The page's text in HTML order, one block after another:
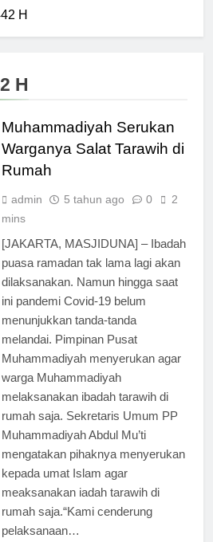
H
H
Muhammadiyah Serukan
Warganya Salat Tarawih di
Rumah
admin 5 tahun ago 0
2
mins
[JAKARTA, MASJIDUNA] – Ibadah
puasa ramadan tak lama lagi akan
dilaksanakan. Namun hingga saat
ini pandemi Covid-19 belum
menunjukkan tanda-tanda
melandai. Pimpinan Pusat
Muhammadiyah menyerukan agar
warga Muhammadiyah
melaksanakan ibadah tarawih di
rumah saja. Sekretaris Umum PP
Muhammadiyah Abdul Mu’ti
mengatakan pihaknya menyerukan
kepada umat Islam agar
meaksanakan iadah tarawih di
rumah saja.“Kami cenderung
pelaksanaan…